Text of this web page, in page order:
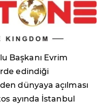
Başkanı Evrim
edindiği
dünyaya açılması
ayında İstanbul